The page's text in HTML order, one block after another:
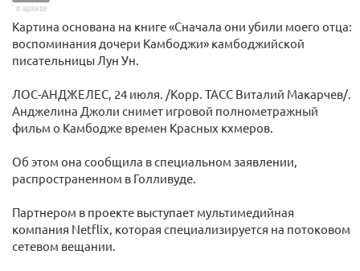
в архиве
Картина основана на книге «Сначала они убили моего отца:
воспоминания дочери Камбоджи» камбоджийской
писательницы Лун Ун.
ЛОС-АНДЖЕЛЕС, 24 июля. /Корр. ТАСС Виталий Макарчев/.
Анджелина Джоли снимет игровой полнометражный
фильм о Камбодже времен Красных кхмеров.
Об этом она сообщила в специальном заявлении,
распространенном в Голливуде.
Партнером в проекте выступает мультимедийная
компания Netflix, которая специализируется на потоковом
сетевом вещании.